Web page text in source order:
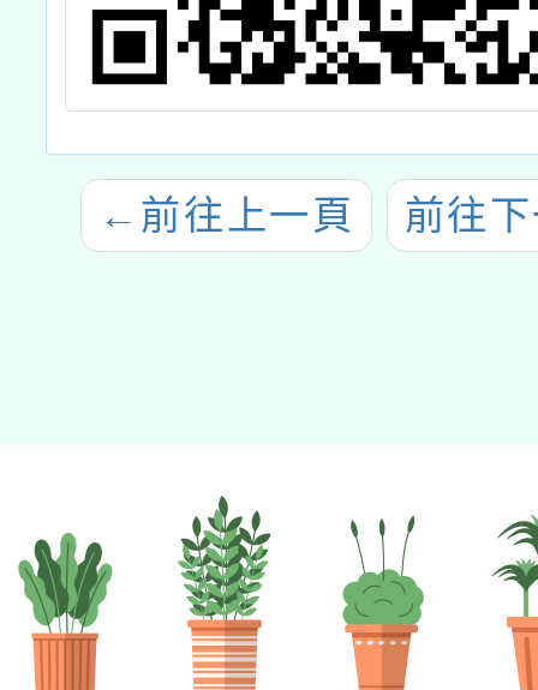
← 前往上一頁 前往